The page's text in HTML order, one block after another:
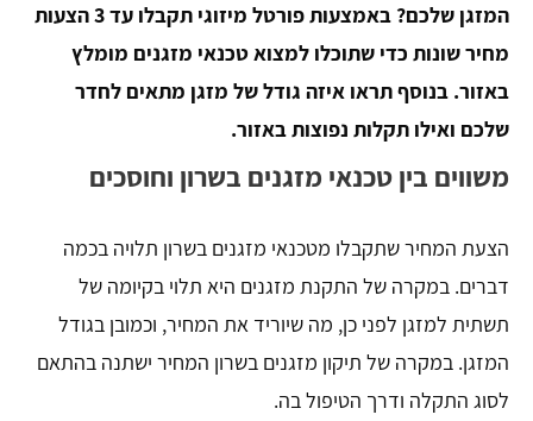
המזגן שלכם? באמצעות פורטל מיזוגי תקבלו עד 3 הצעות
מחיר שונות כדי שתוכלו למצוא טכנאי מזגנים מומלץ
באזור. בנוסף תראו איזה גודל של מזגן מתאים לחדר
שלכם ואילו תקלות נפוצות באזור.
משווים בין טכנאי מזגנים בשרון וחוסכים
הצעת המחיר שתקבלו מטכנאי מזגנים בשרון תלויה בכמה
דברים. במקרה של התקנת מזגנים היא תלוי בקיומה של
תשתית למזגן לפני כן, מה שיוריד את המחיר, וכמובן בגודל
המזגן. במקרה של תיקון מזגנים בשרון המחיר ישתנה בהתאם
לסוג התקלה ודרך הטיפול בה.